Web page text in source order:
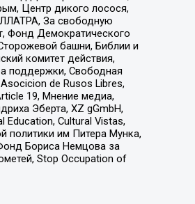
Центр дикого лосося,
За свободную
Фонд Демократического
башни, Библии и
комитет действия,
поддержки, Свободная
de Rusos Libres,
19, Мнение медиа,
Эберта, XZ gGmbH,
Cultural Vistas,
политики им Питера Мунка,
Бориса Немцова за
Stop Occupation of